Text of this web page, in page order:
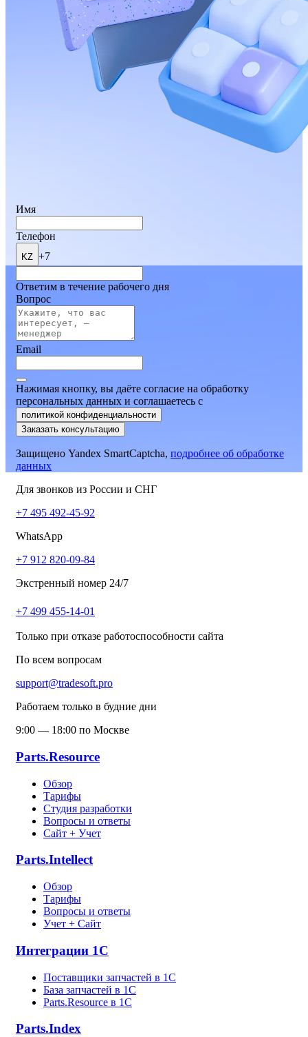
Имя
Телефон
KZ +7
Ответим в течение рабочего дня
Вопрос
Email
Нажимая кнопку, вы даёте согласие на обработку
персональных данных и соглашаетесь c
политикой конфиденциальности
Заказать консультацию
Защищено Yandex SmartCaptcha, подробнее об обработке
данных
Для звонков из России и СНГ
+7 495 492-45-92
WhatsApp
+7 912 820-09-84
Экстренный номер 24/7
+7 499 455-14-01
Только при отказе работоспособности сайта
По всем вопросам
support@tradesoft.pro
Работаем только в будние дни
9:00 — 18:00 по Москве
Parts.Resource
Обзор
Тарифы
Студия разработки
Вопросы и ответы
Сайт + Учет
Parts.Intellect
Обзор
Тарифы
Вопросы и ответы
Учет + Сайт
Интеграции 1С
Поставщики запчастей в 1C
База запчастей в 1С
Parts.Resource в 1C
Parts.Index